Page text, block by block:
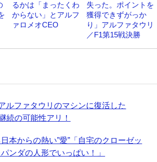
るかは「まったくわ
からない」とアルフ
ァロメオCEO
失った。ポイントを
獲得できずがっか
り」アルファタウリ
／F1第15戦決勝
ルファタウリのマシンに復活した
続の可能性アリ！
本からの熱い”愛”「自宅のクローゼッ
ンダの人形でいっぱい！」